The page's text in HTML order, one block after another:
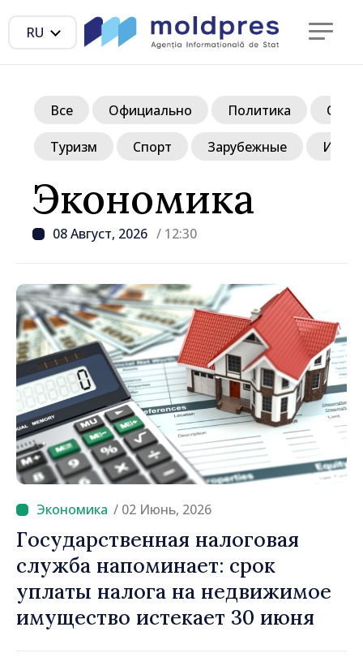
RU
Экономика
08 Август, 2026 / 12:30
Все Официально Политика
Туризм Спорт Зарубежные
/ 02 Июнь, 2026
Государственная налоговая
служба напоминает: срок
уплаты налога на недвижимое
имущество истекает 30 июня